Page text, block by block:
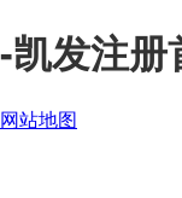
-凯发注册
网站地图